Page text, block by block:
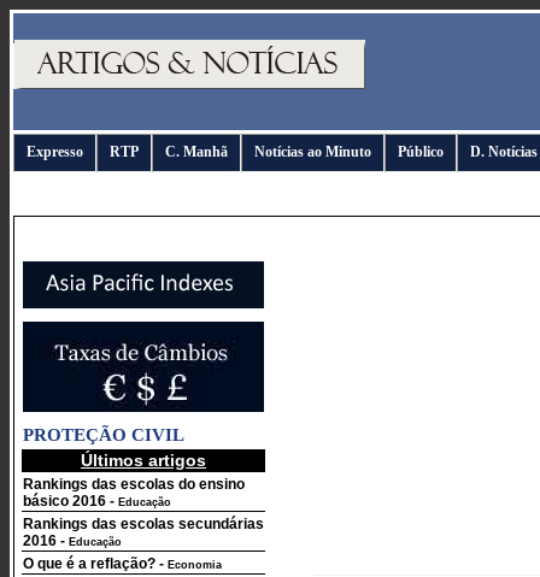
Expresso RTP C. Manhã Notícias ao Minuto Público D. Notícias
PROTEÇÃO CIVIL
Últimos artigos
Rankings das escolas do ensino
básico 2016 - Educação
Rankings das escolas secundárias
2016 - Educação
O que é a reflação? - Economia